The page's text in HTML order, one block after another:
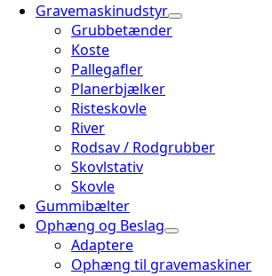
Gravemaskinudstyr
Grubbetænder
Koste
Pallegafler
Planerbjælker
Risteskovle
River
Rodsav / Rodgrubber
Skovlstativ
Skovle
Gummibælter
Ophæng og Beslag
Adaptere
Ophæng til gravemaskiner